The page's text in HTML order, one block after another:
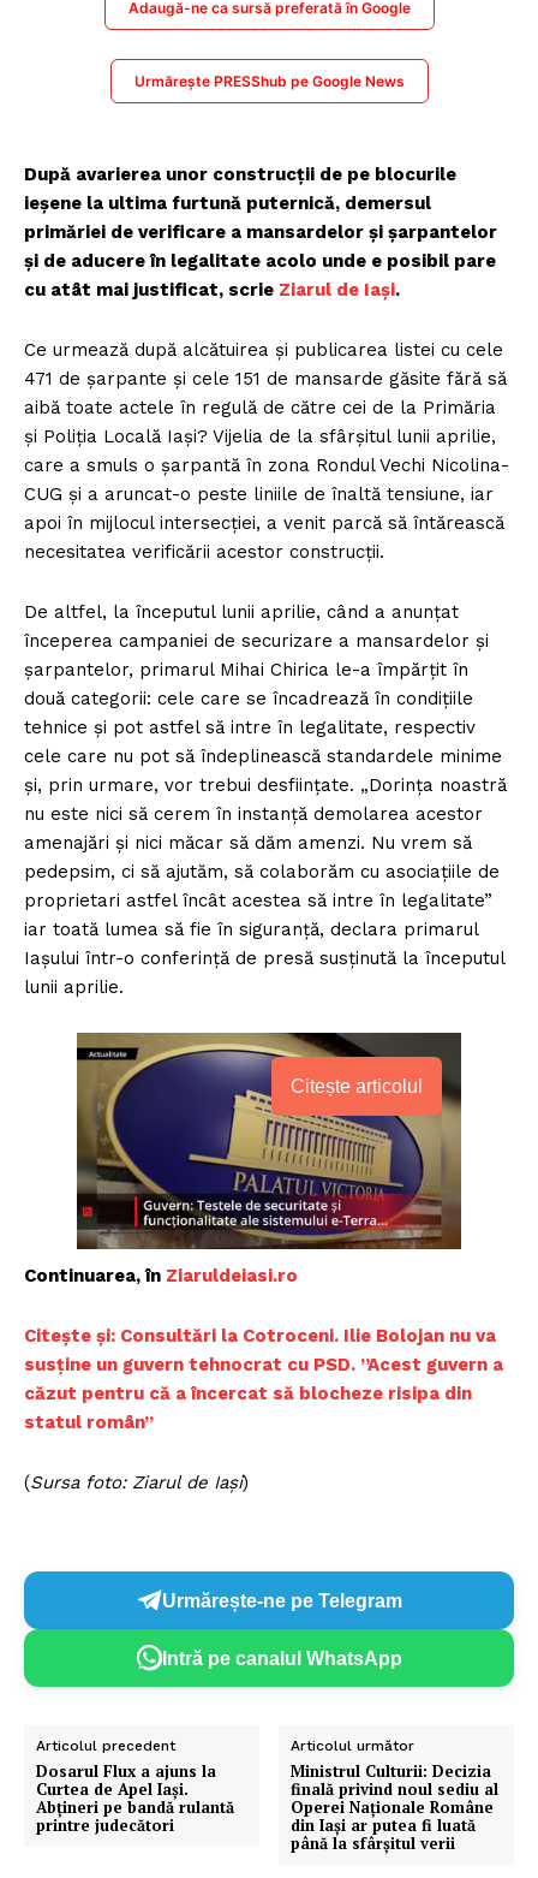
Adaugă-ne ca sursă preferată în Google
Urmărește PRESShub pe Google News
După avarierea unor construcții de pe blocurile
ieșene la ultima furtună puternică, demersul
primăriei de verificare a mansardelor și șarpantelor
și de aducere în legalitate acolo unde e posibil pare
cu atât mai justificat, scrie Ziarul de Iași.
Ce urmează după alcătuirea și publicarea listei cu cele
471 de șarpante și cele 151 de mansarde găsite fără să
aibă toate actele în regulă de către cei de la Primăria
și Poliția Locală Iași? Vijelia de la sfârșitul lunii aprilie,
care a smuls o șarpantă în zona Rondul Vechi Nicolina-
CUG și a aruncat-o peste liniile de înaltă tensiune, iar
apoi în mijlocul intersecției, a venit parcă să întărească
necesitatea verificării acestor construcții.
De altfel, la începutul lunii aprilie, când a anunțat
începerea campaniei de securizare a mansardelor și
șarpantelor, primarul Mihai Chirica le-a împărțit în
două categorii: cele care se încadrează în condițiile
tehnice și pot astfel să intre în legalitate, respectiv
cele care nu pot să îndeplinească standardele minime
și, prin urmare, vor trebui desființate. „Dorința noastră
nu este nici să cerem în instanță demolarea acestor
amenajări și nici măcar să dăm amenzi. Nu vrem să
pedepsim, ci să ajutăm, să colaborăm cu asociațiile de
proprietari astfel încât acestea să intre în legalitate”
iar toată lumea să fie în siguranță, declara primarul
Iașului într-o conferință de presă susținută la începutul
lunii aprilie.
Citește articolul
Continuarea, în Ziaruldeiasi.ro
Citește și: Consultări la Cotroceni. Ilie Bolojan nu va
susține un guvern tehnocrat cu PSD. ”Acest guvern a
căzut pentru că a încercat să blocheze risipa din
statul român”
(Sursa foto: Ziarul de Iași)
Urmărește-ne pe Telegram
Intră pe canalul WhatsApp
Articolul precedent
Dosarul Flux a ajuns la
Curtea de Apel Iași.
Abțineri pe bandă rulantă
printre judecători
Articolul următor
Ministrul Culturii: Decizia
finală privind noul sediu al
Operei Naționale Române
din Iași ar putea fi luată
până la sfârșitul verii